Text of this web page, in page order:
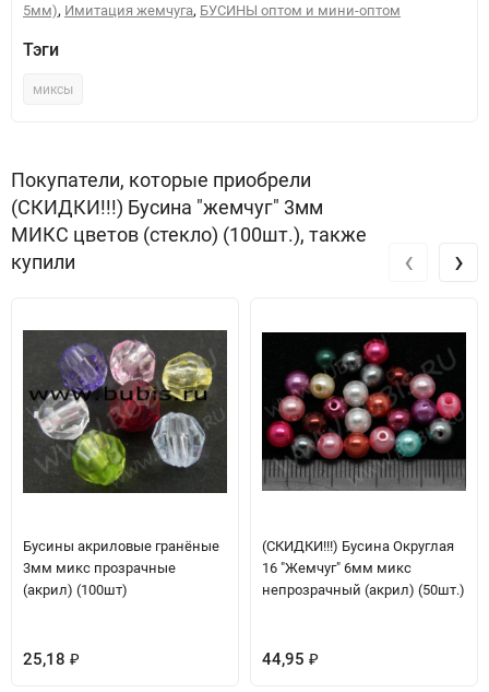
5мм), Имитация жемчуга, БУСИНЫ оптом и мини-оптом
Тэги
миксы
Покупатели, которые приобрели
(СКИДКИ!!!) Бусина "жемчуг" 3мм
МИКС цветов (стекло) (100шт.), также
купили
Бусины акриловые гранёные
3мм микс прозрачные
(акрил) (100шт)
25,18 ₽
(СКИДКИ!!!) Бусина Округлая
16 "Жемчуг" 6мм микс
непрозрачный (акрил) (50шт.)
44,95 ₽
‹ ›